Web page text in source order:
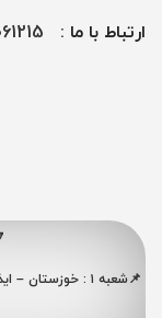
ارتباط با ما :
📌شعبه ۱ :